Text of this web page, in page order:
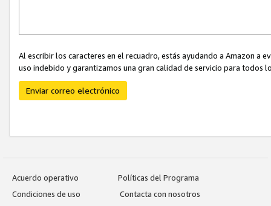
Al escribir los caracteres en el recuadro, estás ayudando a Amazon
uso indebido y garantizamos una gran calidad de servicio para todos
Enviar correo electrónico
Acuerdo operativo
Políticas del Programa
Condiciones de uso
Contacta con nosotros